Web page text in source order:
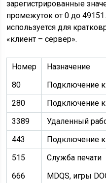
зарегистрированные
промежуток от 0 до
используется для
«клиент – сервер».
Номер
Назначение
80
Подключение к
280
Подключение к
3389
Удаленный
443
Подключение к
515
Служба печати
666
MDQS, игры